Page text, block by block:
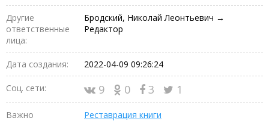
Другие
ответственные
лица:
Бродский, Николай Леонтьевич →
Редактор
Дата создания: 2022-04-09 09:26:24
Соц. сети: 9 0 3 1
Важно Реставрация книги